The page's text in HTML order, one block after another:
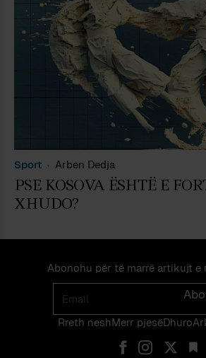
Sport Arben Dedja
PSE KOSOVA ËSHTË E
XHUDO?
Abonohu për të marrë artikujt e
Email
Rreth neshMerr pjes​​ë​Dhuro